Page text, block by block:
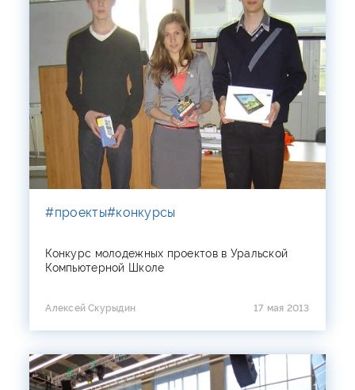
#проекты#конкурсы
Конкурс молодежных проектов в Уральской
Компьютерной Школе
Алексей Скурыдин 17 мая 2013